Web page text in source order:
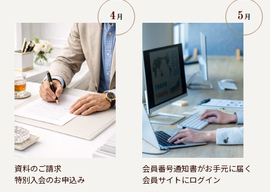
4月
資料のご請求
特別入会のお申込み
5 月
会員番号通知書がお手元に届く
会員サイトにログイン